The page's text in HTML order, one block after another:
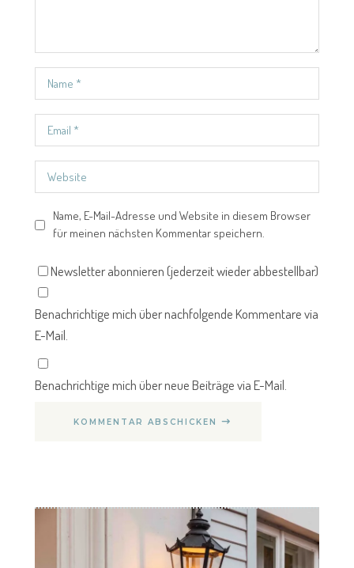
Name, E-Mail-Adresse und Website in diesem Browser
für meinen nächsten Kommentar speichern.
Newsletter abonnieren (jederzeit wieder abbestellbar)
Benachrichtige mich über nachfolgende Kommentare via
E-Mail.
Benachrichtige mich über neue Beiträge via E-Mail.
KOMMENTAR ABSCHICKEN